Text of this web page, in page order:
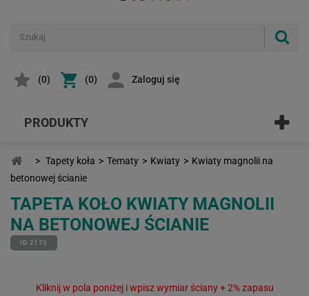
(0) (0) Zaloguj się
PRODUKTY
> Tapety koła > Tematy > Kwiaty > Kwiaty magnolii na
betonowej ścianie
TAPETA KOŁO KWIATY MAGNOLII
NA BETONOWEJ ŚCIANIE
ID 2173
Kliknij w pola poniżej i wpisz wymiar ściany + 2% zapasu